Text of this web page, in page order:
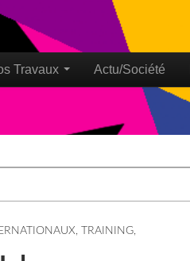
Travaux Actu/Société
,
TRAINING,